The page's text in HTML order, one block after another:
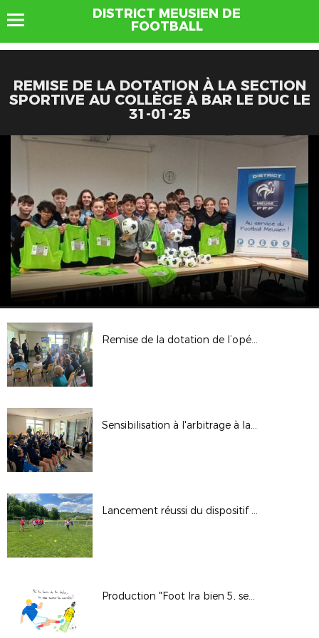
DISTRICT MEUSIEN DE
FOOTBALL
REMISE DE LA DOTATION À LA SECTION
SPORTIVE AU COLLÈGE À BAR LE DUC LE
31-01-25
Remise de la dotation de l’opération « FIFA – Football For Schools » 2024/2025 à la section sportive de Ligny en Barrois
Sensibilisation à l'arbitrage à la section sportive à Ligny
Lancement réussi du dispositif « J’aIME le Foot » !
Production "Foot Ira bien 5, sections sportives collèges"